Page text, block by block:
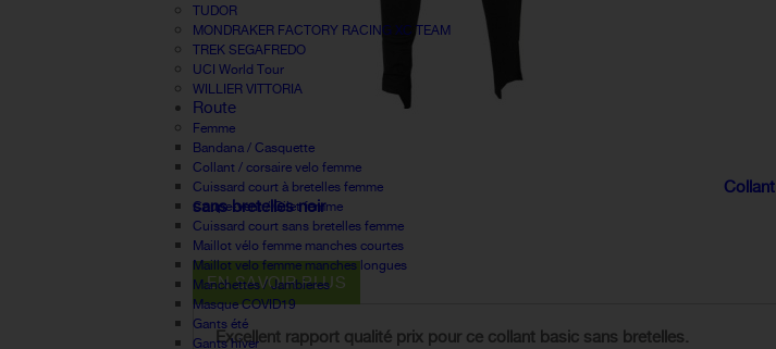
TUDOR
MONDRAKER FACTORY RACING XC TEAM
TREK SEGAFREDO
UCI World Tour
WILLIER VITTORIA
Route
Femme
Bandana / Casquette
Collant / corsaire velo femme
Cuissard court à bretelles femme
Coupe-vent / Gilet femme
Cuissard court sans bretelles femme
Maillot vélo femme manches courtes
Maillot velo femme manches longues
Manchettes / Jambieres
Masque COVID19
Gants été
Gants hiver
Collant
sans bretelles noir
EN SAVOIR PLUS
Excellent rapport qualité prix pour ce collant basic sans bretelles.